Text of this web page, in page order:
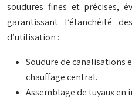
soudures fines et précises,
garantissant l’étanchéité
d’utilisation :
Soudure de canalisations
chauffage central.
Assemblage de tuyaux